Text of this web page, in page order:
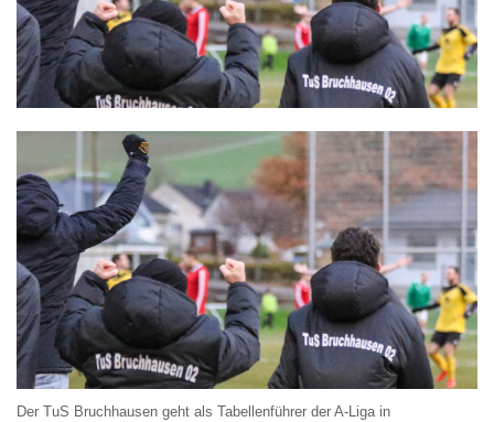
Der TuS Bruchhausen geht als Tabellenführer der A-Liga in